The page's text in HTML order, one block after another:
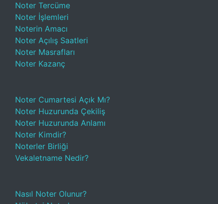
Noter Tercüme
Noter İşlemleri
Noterin Amacı
Noter Açılış Saatleri
Noter Masrafları
Noter Kazanç
Noter Cumartesi Açık Mı?
Noter Huzurunda Çekiliş
Noter Huzurunda Anlamı
Noter Kimdir?
Noterler Birliği
Vekaletname Nedir?
Nasıl Noter Olunur?